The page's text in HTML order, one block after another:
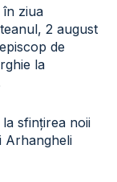
în ziua
2 august
de
la
sfințirea noii
Arhangheli